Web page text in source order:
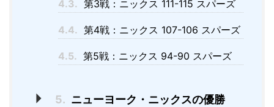
4.3. 第3戦：ニックス 111-115 スパーズ
4.4. 第4戦：ニックス 107-106 スパーズ
4.5. 第5戦：ニックス 94-90 スパーズ
5. ニューヨーク・ニックスの優勝